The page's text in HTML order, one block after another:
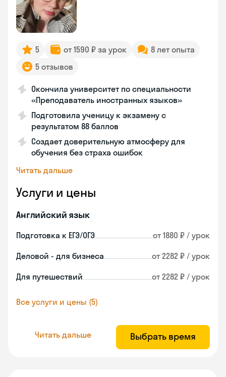
5 от 1590 ₽ за урок
8 лет опыта
5 отзывов
Окончила университет по специальности
«Преподаватель иностранных языков»
Подготовила ученицу к экзамену с
результатом 88 баллов
Создает доверительную атмосферу для
обучения без страха ошибок
Читать дальше
Услуги и цены
Английский язык
Подготовка к ЕГЭ/ОГЭ от 1880 ₽ / урок
Деловой - для бизнеса от 2282 ₽ / урок
Для путешествий от 2282 ₽ / урок
Все услуги и цены (5)
Читать дальше Выбрать время